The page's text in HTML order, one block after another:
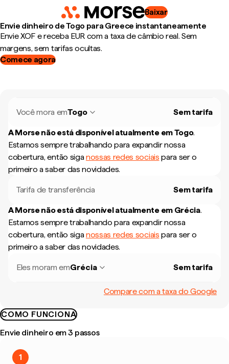
Baixar
Envie dinheiro de Togo para Greece instantaneamente
Envie XOF e receba EUR com a taxa de câmbio real. Sem
margens, sem tarifas ocultas.
Comece agora
Você mora emTogo Sem tarifa
A Morse não está disponível atualmente emTogo.
Estamos sempre trabalhando para expandir nossa
cobertura, então siganossas redes sociais para ser o
primeiro a saber das novidades.
Tarifa de transferência Sem tarifa
A Morse não está disponível atualmente em Grécia.
Estamos sempre trabalhando para expandir nossa
cobertura, então siganossas redes sociais para ser o
primeiro a saber das novidades.
Eles moram emGrécia Sem tarifa
Compare com a taxa do Google
COMO FUNCIONA
Envie dinheiro em 3 passos
1